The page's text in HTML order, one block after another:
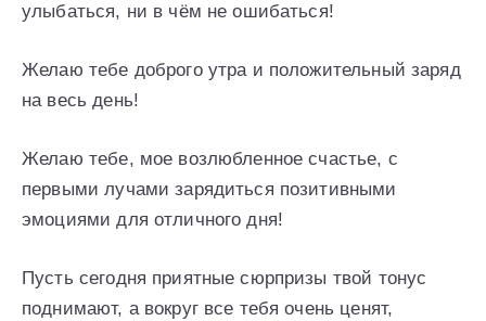
улыбаться, ни в чём не ошибаться!
Желаю тебе доброго утра и положительный заряд
на весь день!
Желаю тебе, мое возлюбленное счастье, с
первыми лучами зарядиться позитивными
эмоциями для отличного дня!
Пусть сегодня приятные сюрпризы твой тонус
поднимают, а вокруг все тебя очень ценят,